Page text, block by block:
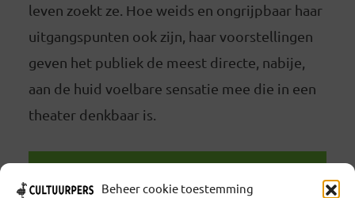
Beheer cookie toestemming
leven zoekt ze. Hoe weids en ongrijpbaar haar
uitgangspunten ook zijn, haar voorstellingen
geven het publiek de meest directe, nabije,
aan de huid voelbare sensatie mee die in een
theater denkbaar is.